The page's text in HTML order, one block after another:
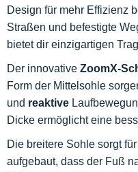
Design für mehr Effizienz
Straßen und befestigte
bietet dir einzigartigen
Der innovative ZoomX-
Form der Mittelsohle
und reaktive
Dicke ermöglicht eine
Die breitere Sohle sorgt
aufgebaut, dass der Fuß